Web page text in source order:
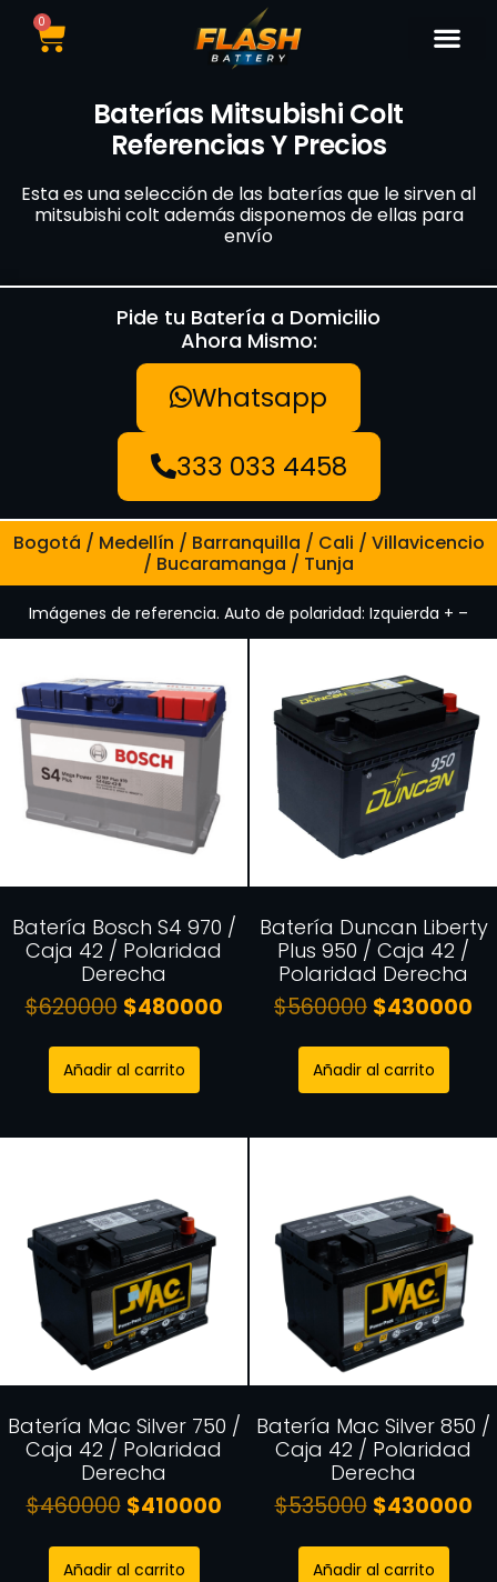
0
Baterías Mitsubishi Colt
Referencias Y Precios
Esta es una selección de las baterías que le sirven al
mitsubishi colt además disponemos de ellas para
envío
Pide tu Batería a Domicilio
Ahora Mismo:
Whatsapp
333 033 4458
Bogotá / Medellín / Barranquilla / Cali / Villavicencio
/ Bucaramanga / Tunja
Imágenes de referencia. Auto de polaridad: Izquierda + –
Batería Bosch S4 970 /
Caja 42 / Polaridad
Derecha
$620000 $480000
Añadir al carrito
Batería Duncan Liberty
Plus 950 / Caja 42 /
Polaridad Derecha
$560000 $430000
Añadir al carrito
Batería Mac Silver 750 /
Caja 42 / Polaridad
Derecha
$460000 $410000
Añadir al carrito
Batería Mac Silver 850 /
Caja 42 / Polaridad
Derecha
$535000 $430000
Añadir al carrito